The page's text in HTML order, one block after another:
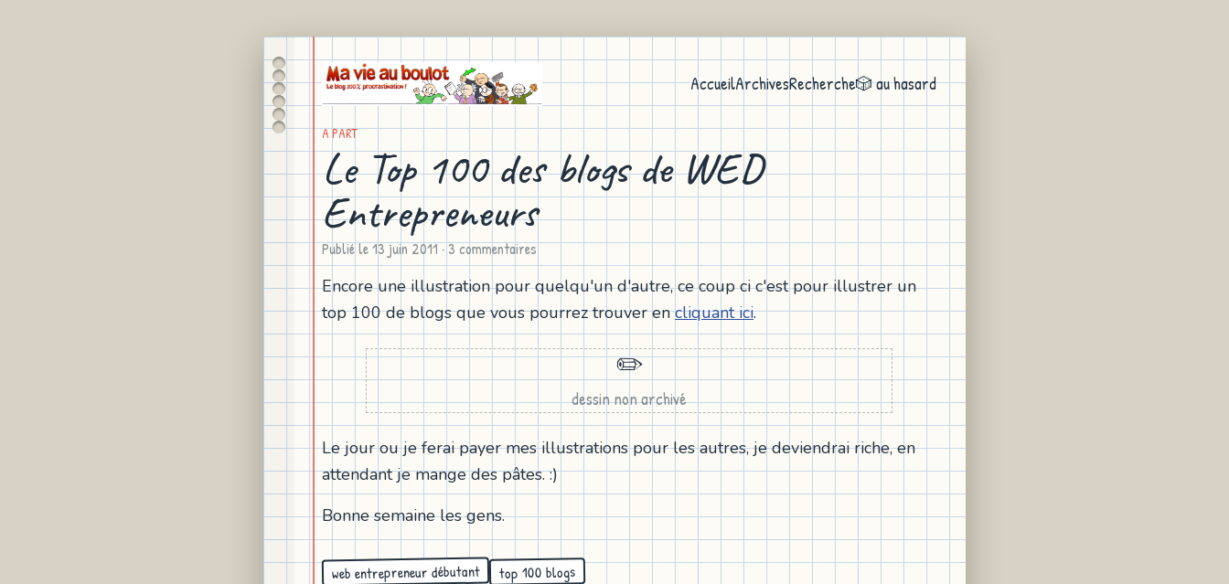
AccueilArchivesRecherche🎲 au hasard
A PART
Le Top 100 des blogs de WED
Entrepreneurs
Publié le13 juin 2011· 3 commentaires
Encore une illustration pour quelqu'un d'autre, ce coup ci c'est pour illustrer un
top 100 de blogs que vous pourrez trouver encliquant ici.
✏️
dessin non archivé
Le jour ou je ferai payer mes illustrations pour les autres, je deviendrai riche, en
attendant je mange des pâtes. :)
Bonne semaine les gens.
web entrepreneur débutant top 100 blogs